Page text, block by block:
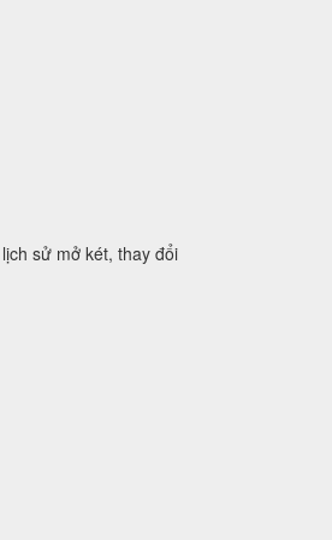
sử mở két, thay đổi